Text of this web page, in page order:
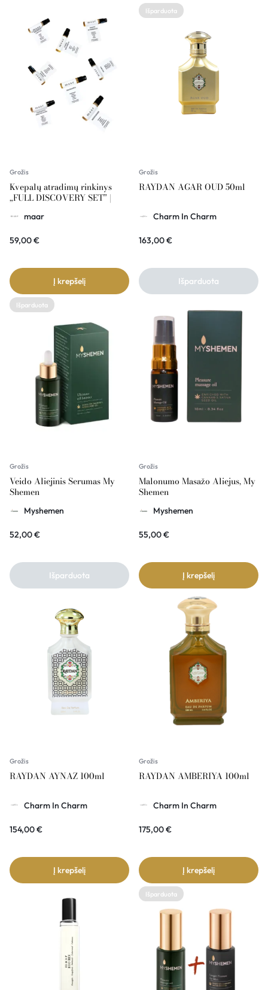
Grožis
Kvepalų atradimų rinkinys
„FULL DISCOVERY SET” |
maar
59,00€
Į krepšelį
Išparduota
Grožis
RAYDAN AGAR OUD 50ml
Charm In Charm
163,00€
Išparduota
Išparduota
Grožis
Veido Aliejinis Serumas My
Shemen
Myshemen
52,00€
Išparduota
Grožis
Malonumo Masažo Aliejus, My
Shemen
Myshemen
55,00€
Į krepšelį
Grožis
RAYDAN AYNAZ 100ml
Charm In Charm
154,00€
Į krepšelį
Grožis
RAYDAN AMBERIYA 100ml
Charm In Charm
175,00€
Į krepšelį
Išparduota